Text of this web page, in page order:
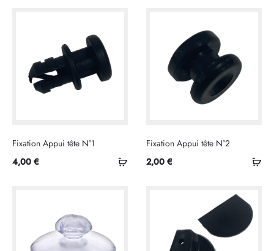
Ajouter
Fixation Appui tête N°1
4,00 €
Fixation Appui tête N°2
2,00 €